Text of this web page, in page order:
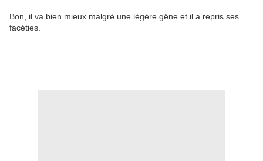
Bon, il va bien mieux malgré une légère gêne et il a repris ses
facéties.